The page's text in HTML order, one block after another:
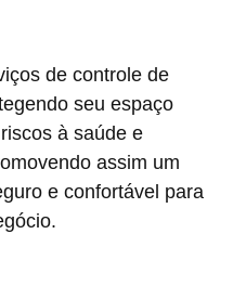
de controle de
seu espaço
à saúde e
assim um
e confortável para